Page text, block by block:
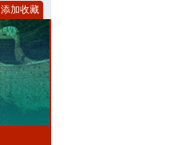
添加收藏